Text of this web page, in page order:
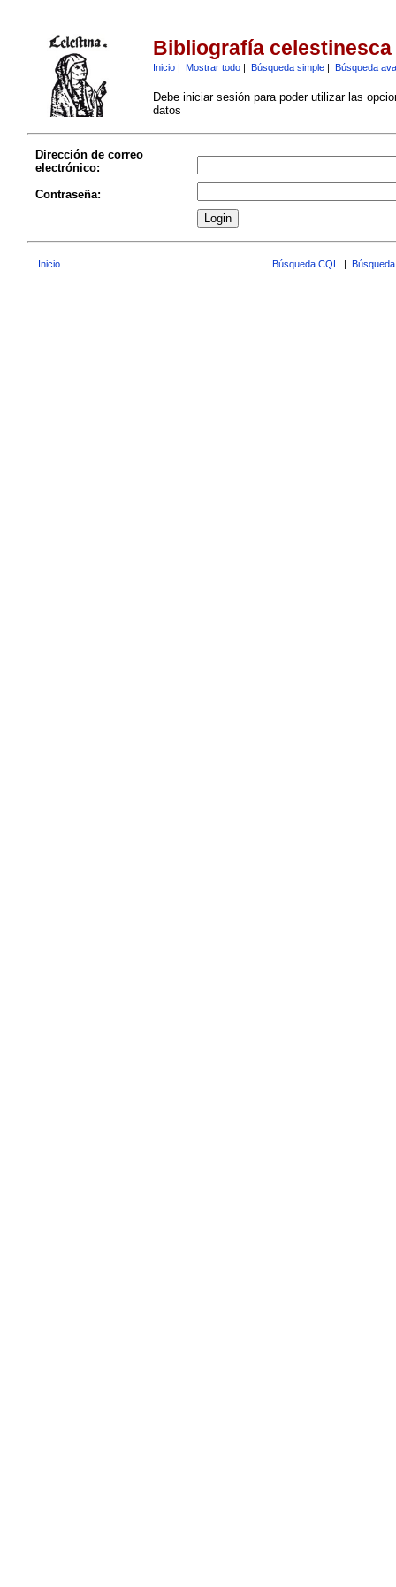
Bibliografía celestinesca
Inicio| Mostrar todo| Búsqueda simple| Búsqueda
Debe iniciar sesión para poder utilizar las
datos
Dirección de correo
electrónico:
Contraseña:
Inicio Búsqueda CQL |